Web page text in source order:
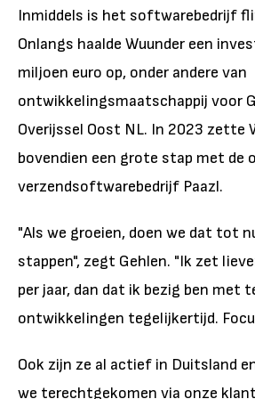
Inmiddels is het softwarebedrijf
Onlangs haalde Wuunder een
miljoen euro op, onder andere van
ontwikkelingsmaatschappij voor
Overijssel Oost NL. In 2023 zette
bovendien een grote stap met de
verzendsoftwarebedrijf Paazl.
"Als we groeien, doen we dat tot
stappen", zegt Gehlen. "Ik zet
per jaar, dan dat ik bezig ben met
ontwikkelingen tegelijkertijd.
Ook zijn ze al actief in Duitsland
we terechtgekomen via onze